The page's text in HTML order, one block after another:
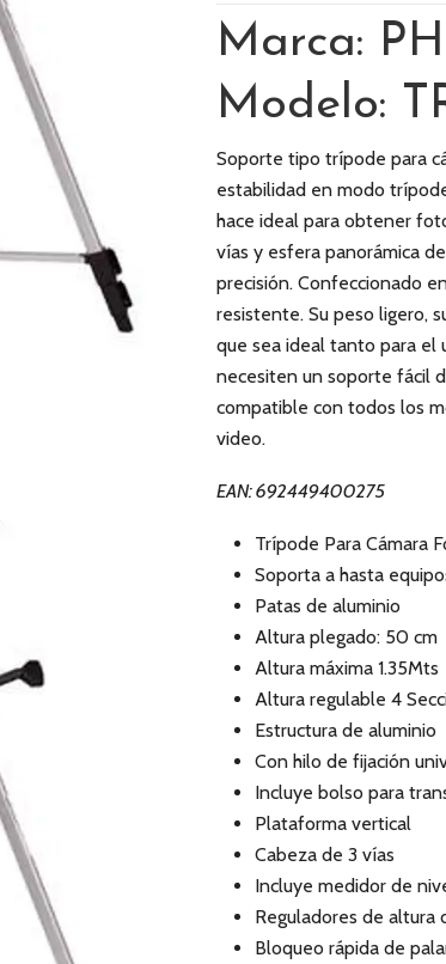
Marca:
Modelo:
Soporte tipo trípode para
estabilidad en modo
hace ideal para obtener
vías y esfera panorámica
precisión. Confeccionado
resistente. Su peso ligero,
que sea ideal tanto para
necesiten un soporte fácil
compatible con todos los
video.
EAN: 692449400275
Trípode Para Cámara
Soporta a hasta
Patas de aluminio
Altura plegado: 50 cm
Altura máxima 1.35Mts
Altura regulable 4
Estructura de aluminio
Con hilo de fijación
Incluye bolso para
Plataforma vertical
Cabeza de 3 vías
Incluye medidor de
Reguladores de altura
Bloqueo rápida de